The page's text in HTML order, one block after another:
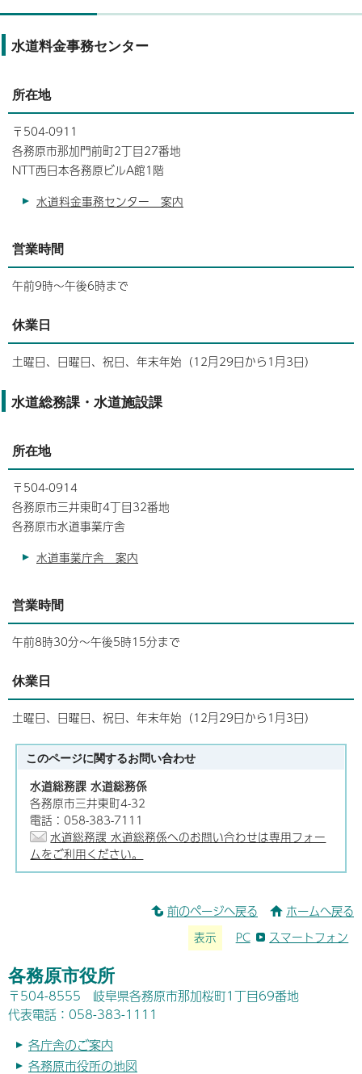
水道料金事務センター
所在地
〒504-0911
各務原市那加門前町2丁目27番地
NTT西日本各務原ビルA館1階
水道料金事務センター 案内
営業時間
午前9時～午後6時まで
休業日
土曜日、日曜日、祝日、年末年始（12月29日から1月3日）
水道総務課・水道施設課
所在地
〒504-0914
各務原市三井東町4丁目32番地
各務原市水道事業庁舎
水道事業庁舎 案内
営業時間
午前8時30分～午後5時15分まで
休業日
土曜日、日曜日、祝日、年末年始（12月29日から1月3日）
このページに関するお問い合わせ
水道総務課 水道総務係
各務原市三井東町4-32
電話：058-383-7111
水道総務課 水道総務係へのお問い合わせは専用フォー
ムをご利用ください。
前のページへ戻る ホームへ戻る
表示 PC スマートフォン
各務原市役所
〒504-8555 岐阜県各務原市那加桜町1丁目69番地
代表電話：058-383-1111
各庁舎のご案内
各務原市役所の地図